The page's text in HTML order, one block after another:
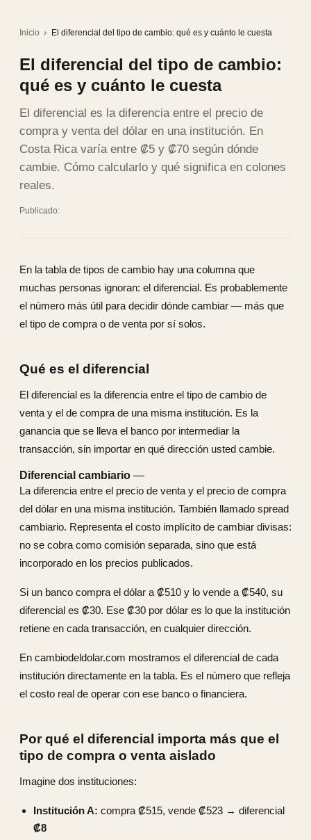
Inicio › El diferencial del tipo de cambio: qué es y cuánto le cuesta
El diferencial del tipo de cambio:
qué es y cuánto le cuesta
El diferencial es la diferencia entre el precio de
compra y venta del dólar en una institución. En
Costa Rica varía entre ₡5 y ₡70 según dónde
cambie. Cómo calcularlo y qué significa en colones
reales.
Publicado:
En la tabla de tipos de cambio hay una columna que
muchas personas ignoran: el diferencial. Es probablemente
el número más útil para decidir dónde cambiar — más que
el tipo de compra o de venta por sí solos.
Qué es el diferencial
El diferencial es la diferencia entre el tipo de cambio de
venta y el de compra de una misma institución. Es la
ganancia que se lleva el banco por intermediar la
transacción, sin importar en qué dirección usted cambie.
Diferencial cambiario —
La diferencia entre el precio de venta y el precio de compra
del dólar en una misma institución. También llamado spread
cambiario. Representa el costo implícito de cambiar divisas:
no se cobra como comisión separada, sino que está
incorporado en los precios publicados.
Si un banco compra el dólar a ₡510 y lo vende a ₡540, su
diferencial es ₡30. Ese ₡30 por dólar es lo que la institución
retiene en cada transacción, en cualquier dirección.
En cambiodeldolar.com mostramos el diferencial de cada
institución directamente en la tabla. Es el número que refleja
el costo real de operar con ese banco o financiera.
Por qué el diferencial importa más que el
tipo de compra o venta aislado
Imagine dos instituciones:
Institución A: compra ₡515, vende ₡523 → diferencial
₡8